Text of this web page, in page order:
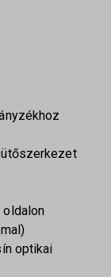
optikai